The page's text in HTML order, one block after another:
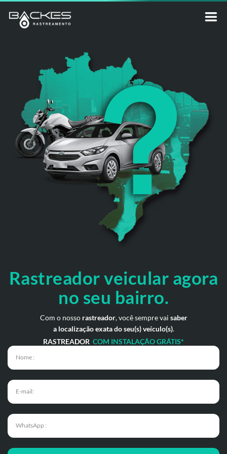
Rastreador veicular agora
no seu bairro.
Com o nosso rastreador, você sempre vai saber
a localização exata do seu(s) veículo(s).
RASTREADOR COM INSTALAÇÃO GRÁTIS*